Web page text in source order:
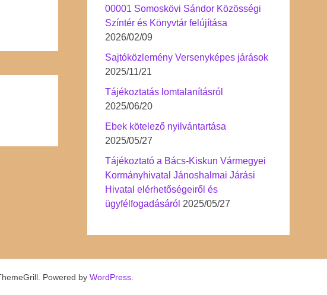
00001 Somoskövi Sándor Közösségi
Színtér és Könyvtár felújítása
2026/02/09
Sajtóközlemény Versenyképes járások
2025/11/21
Tájékoztatás lomtalanításról
2025/06/20
Ebek kötelező nyilvántartása
2025/05/27
Tájékoztató a Bács-Kiskun Vármegyei
Kormányhivatal Jánoshalmai Járási
Hivatal elérhetőségeiről és
ügyfélfogadásáról 2025/05/27
Powered by WordPress